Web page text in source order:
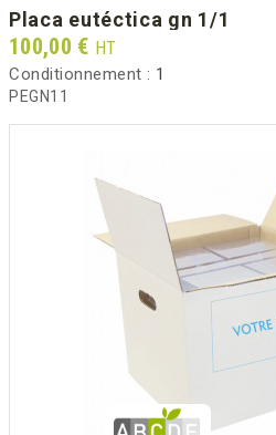
placa eutéctica gn 1/1
Prix
100,00 € HT
Conditionnement : 1
PEGN11